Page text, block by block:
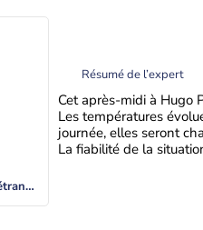
Actualités Météo à l'étranger
Résumé de l’expert
Cet après-midi à Hugo
Les températures
journée, elles seront
La fiabilité de la